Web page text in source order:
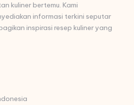
kuliner bertemu. Kami
informasi terkini seputar
inspirasi resep kuliner yang